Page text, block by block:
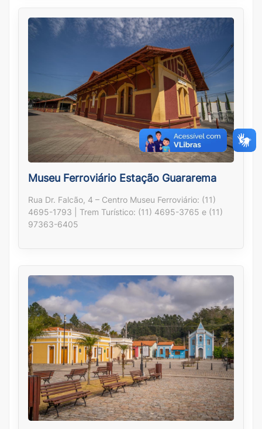
Museu Ferroviário Estação Guararema
Rua Dr. Falcão, 4 – Centro Museu Ferroviário: (11)
4695-1793 | Trem Turístico: (11) 4695-3765 e (11)
97363-6405